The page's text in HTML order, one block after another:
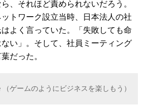
、それほど責められないだろう。
トワーク設立当時、日本法人の社
よく言っていた。「失敗しても命
い」。そして、社員ミーティング
だった。
（ゲームのようにビジネスを楽しもう）